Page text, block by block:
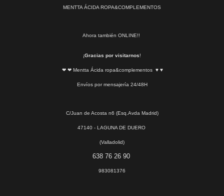
MENTTA ÁCIDA ROPA&COMPLEMENTOS
Ahora también ONLINE!!
¡Gracias por visitarnos!
❤ ❤ Mentta Ácida ropa&complementos ♥ ♥
Envíos por mensajería 24/48H
C/Juan de Acosta n6 (Esq.Avda Madrid)
47140 - LAGUNA DE DUERO
(Valladolid)
638 76 26 90
983081376